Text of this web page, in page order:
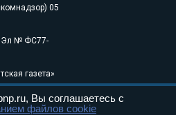
05
Эл № ФС77-
газета»
Вы соглашаетесь с
файлов cookie